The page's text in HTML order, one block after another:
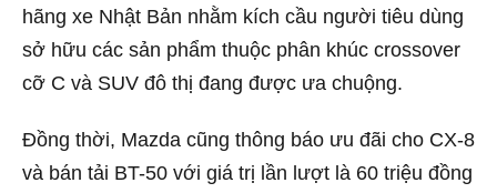
hãng xe Nhật Bản nhằm kích cầu người tiêu dùng
sở hữu các sản phẩm thuộc phân khúc crossover
cỡ C và SUV đô thị đang được ưa chuộng.
Đồng thời, Mazda cũng thông báo ưu đãi cho CX-8
và bán tải BT-50 với giá trị lần lượt là 60 triệu đồng